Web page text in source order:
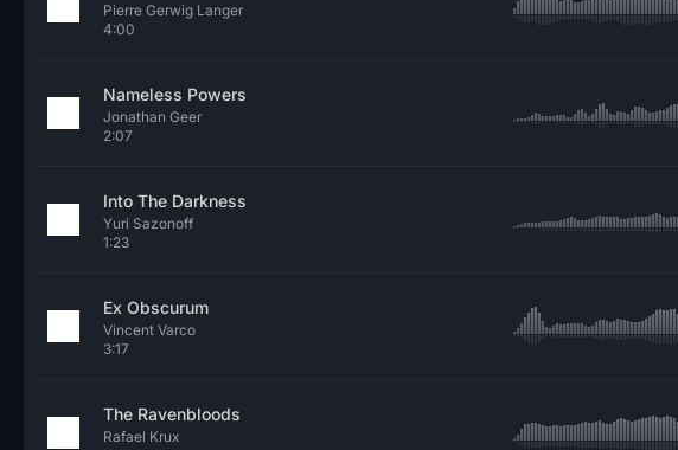
Pierre Gerwig Langer
4:00
Nameless Powers
Jonathan Geer
2:07
Into The Darkness
Yuri Sazonoff
1:23
Ex Obscurum
Vincent Varco
3:17
The Ravenbloods
Rafael Krux